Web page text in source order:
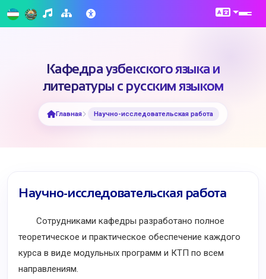
Кафедра узбекского языка и
литературы с русским языком
Главная Научно-исследовательская работа
Научно-исследовательская работа
Сотрудниками кафедры разработано полное
теоретическое и практическое обеспечение каждого
курса в виде модульных программ и КТП по всем
направлениям.